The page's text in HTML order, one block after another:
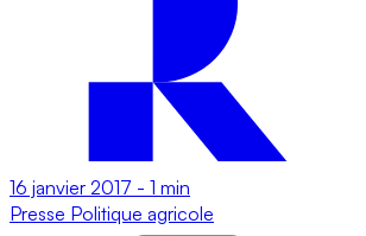
16 janvier 2017 - 1 min
Presse Politique agricole